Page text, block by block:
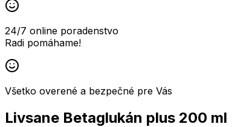
24/7 online poradenstvo
Radi pomáhame!
Všetko overené a bezpečné pre Vás
Livsane Betaglukán plus 200 ml